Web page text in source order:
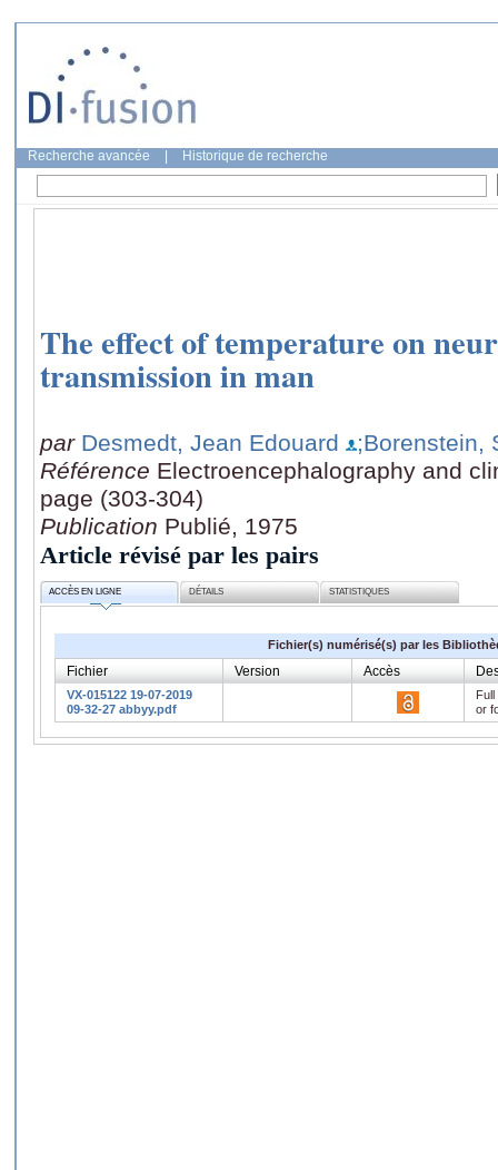
Recherche avancée Historique de recherche
The effect of temperature on
transmission in man
par Desmedt, Jean Edouard
;Borenstein,
Référence Electroencephalography and
page (303-304)
Publication Publié, 1975
Article révisé par les pairs
ACCÈS EN LIGNE DÉTAILS STATISTIQUES
Fichier(s) numérisé(s) par les
Fichier Version Accès
VX-015122 19-07-2019
09-32-27 abbyy.pdf
or